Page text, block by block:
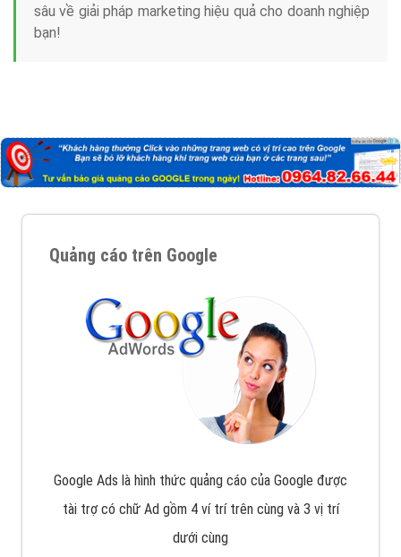
sâu về giải pháp marketing hiệu quả cho doanh nghiệp
bạn!
Quảng cáo trên Google
Google Ads là hình thức quảng cáo của Google được
tài trợ có chữ Ad gồm 4 ví trí trên cùng và 3 vị trí
dưới cùng